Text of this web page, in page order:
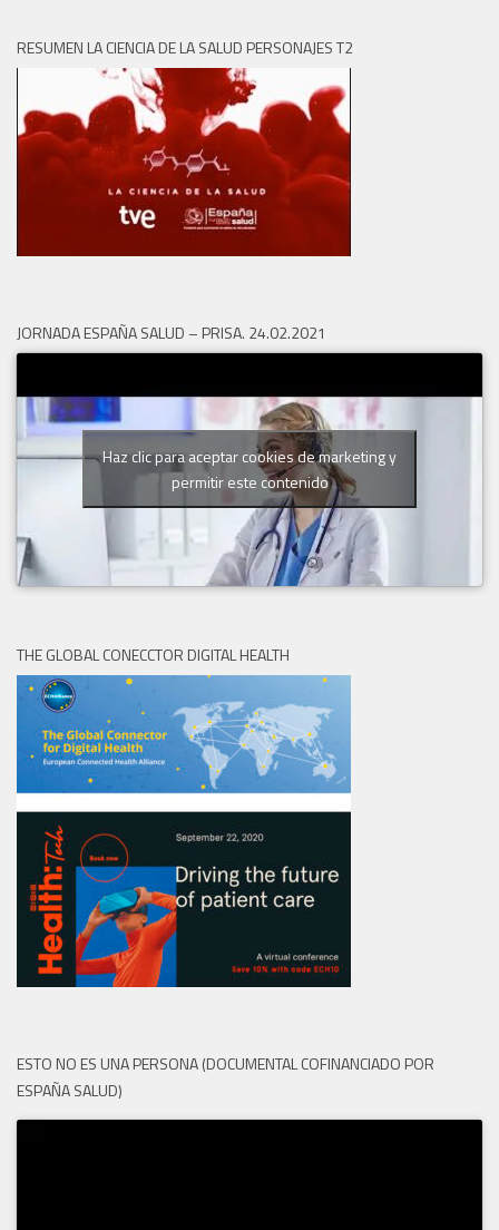
RESUMEN LA CIENCIA DE LA SALUD PERSONAJES T2
JORNADA ESPAÑA SALUD – PRISA. 24.02.2021
Haz clic para aceptar cookies de marketing y
permitir este contenido
THE GLOBAL CONECCTOR DIGITAL HEALTH
ESTO NO ES UNA PERSONA (DOCUMENTAL COFINANCIADO POR
ESPAÑA SALUD)